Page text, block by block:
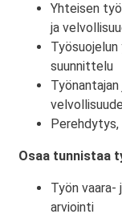
Yhteisen
ja
suunnittelu
Osaa tunnistaa
Työn vaara-
arviointi